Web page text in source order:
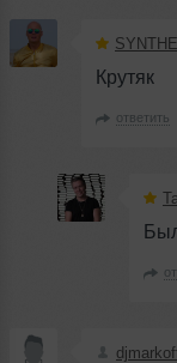
Крутяк
ответить